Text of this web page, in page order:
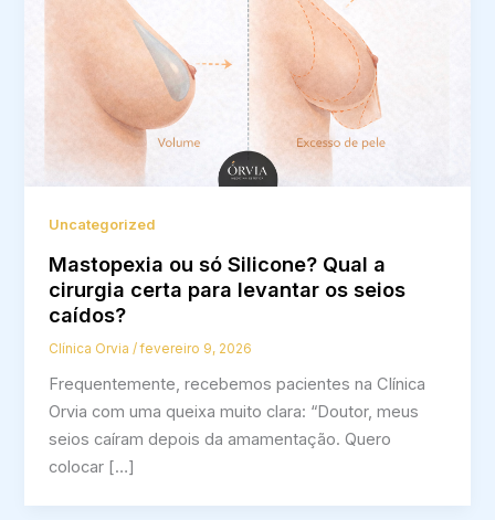
Uncategorized
Mastopexia ou só Silicone? Qual a
cirurgia certa para levantar os seios
caídos?
Clínica Orvia /fevereiro 9, 2026
Frequentemente, recebemos pacientes na Clínica
Orvia com uma queixa muito clara: “Doutor, meus
seios caíram depois da amamentação. Quero
colocar […]